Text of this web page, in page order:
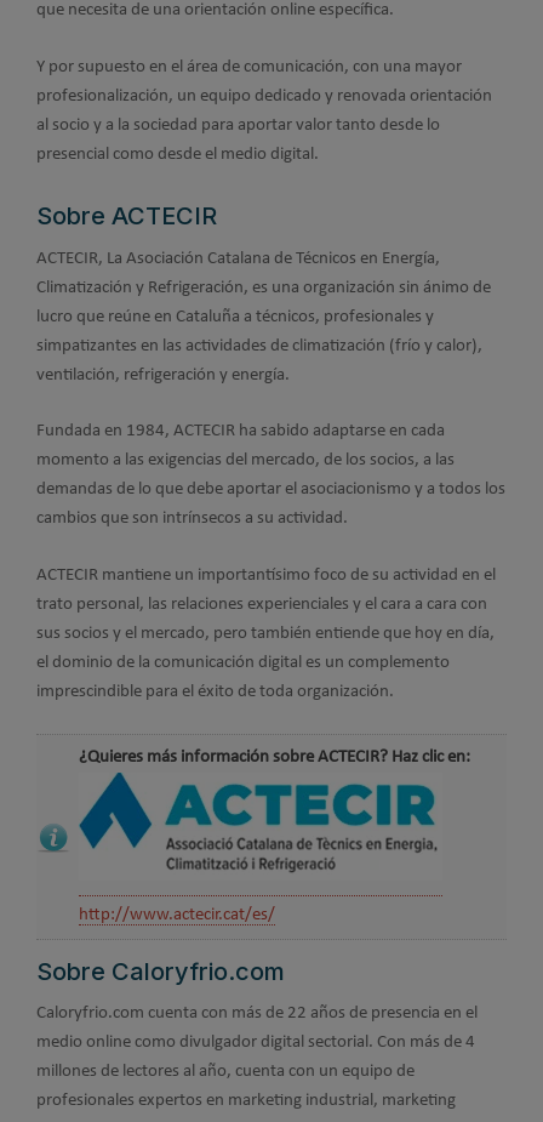
que necesita de una orientación online específica.
Y por supuesto en el área de comunicación, con una mayor
profesionalización, un equipo dedicado y renovada orientación
al socio y a la sociedad para aportar valor tanto desde lo
presencial como desde el medio digital.
Sobre ACTECIR
ACTECIR, La Asociación Catalana de Técnicos en Energía,
Climatización y Refrigeración, es una organización sin ánimo de
lucro que reúne en Cataluña a técnicos, profesionales y
simpatizantes en las actividades de climatización (frío y calor),
ventilación, refrigeración y energía.
Fundada en 1984, ACTECIR ha sabido adaptarse en cada
momento a las exigencias del mercado, de los socios, a las
demandas de lo que debe aportar el asociacionismo y a todos los
cambios que son intrínsecos a su actividad.
ACTECIR mantiene un importantísimo foco de su actividad en el
trato personal, las relaciones experienciales y el cara a cara con
sus socios y el mercado, pero también entiende que hoy en día,
el dominio de la comunicación digital es un complemento
imprescindible para el éxito de toda organización.
¿Quieres más información sobre ACTECIR? Haz clic en:
http://www.actecir.cat/es/
Sobre Caloryfrio.com
Caloryfrio.com cuenta con más de 22 años de presencia en el
medio online como divulgador digital sectorial. Con más de 4
millones de lectores al año, cuenta con un equipo de
profesionales expertos en marketing industrial, marketing